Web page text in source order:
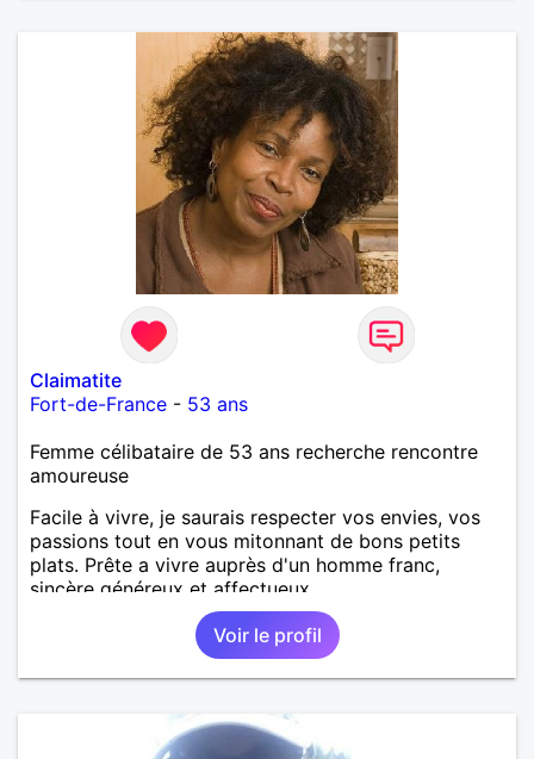
Claimatite
Fort-de-France - 53 ans
Femme célibataire de 53 ans recherche rencontre
amoureuse
Facile à vivre, je saurais respecter vos envies, vos
passions tout en vous mitonnant de bons petits
plats. Prête a vivre auprès d'un homme franc,
sincère généreux et affectueux...
Voir le profil